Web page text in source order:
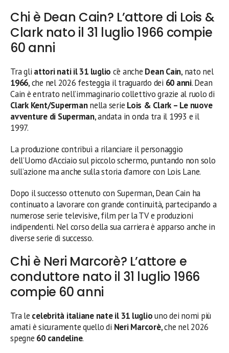
Chi è Dean Cain? L’attore di Lois &
Clark nato il 31 luglio 1966 compie
60 anni
Tra gli attori nati il 31 luglio c’è anche Dean Cain, nato nel
1966, che nel 2026 festeggia il traguardo dei 60 anni. Dean
Cain è entrato nell’immaginario collettivo grazie al ruolo di
Clark Kent/Supermannella serie Lois & Clark – Le nuove
avventure di Superman, andata in onda tra il 1993 e il
1997.
La produzione contribuì a rilanciare il personaggio
dell’Uomo d’Acciaio sul piccolo schermo, puntando non solo
sull’azione ma anche sulla storia d’amore con Lois Lane.
Dopo il successo ottenuto con Superman, Dean Cain ha
continuato a lavorare con grande continuità, partecipando a
numerose serie televisive, film per la TV e produzioni
indipendenti. Nel corso della sua carriera è apparso anche in
diverse serie di successo.
Chi è Neri Marcorè? L’attore e
conduttore nato il 31 luglio 1966
compie 60 anni
Tra le celebrità italiane nate il 31 lugliouno dei nomi più
amati è sicuramente quello di Neri Marcorè, che nel 2026
spegne 60 candeline.